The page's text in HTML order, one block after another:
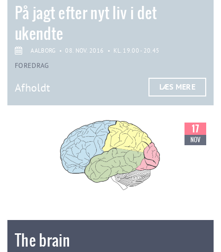
På jagt efter nyt liv i det
ukendte
AALBORG • 08. NOV. 2016 • KL. 19.00 - 20.45
FOREDRAG
Afholdt LÆS MERE
17
NOV
The brain